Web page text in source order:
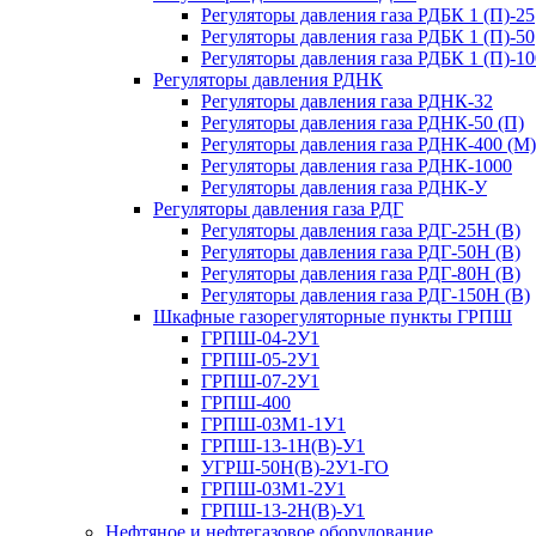
Регуляторы давления газа РДБК 1 (П)-25
Регуляторы давления газа РДБК 1 (П)-50
Регуляторы давления газа РДБК 1 (П)-
Регуляторы давления РДНК
Регуляторы давления газа РДНК-32
Регуляторы давления газа РДНК-50 (П)
Регуляторы давления газа РДНК-400 (М)
Регуляторы давления газа РДНК-1000
Регуляторы давления газа РДНК-У
Регуляторы давления газа РДГ
Регуляторы давления газа РДГ-25Н (В)
Регуляторы давления газа РДГ-50Н (В)
Регуляторы давления газа РДГ-80Н (В)
Регуляторы давления газа РДГ-150Н (В)
Шкафные газорегуляторные пункты ГРПШ
ГРПШ-04-2У1
ГРПШ-05-2У1
ГРПШ-07-2У1
ГРПШ-400
ГРПШ-03М1-1У1
ГРПШ-13-1Н(В)-У1
УГРШ-50Н(В)-2У1-ГО
ГРПШ-03М1-2У1
ГРПШ-13-2Н(В)-У1
Нефтяное и нефтегазовое оборудование